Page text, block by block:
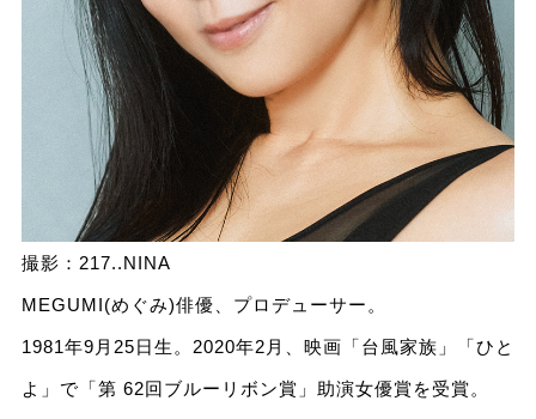
撮影：217..NINA
MEGUMI(めぐみ)俳優、プロデューサー。
1981年9月25日生。2020年2月、映画「台風家族」「ひと
よ」で「第 62回ブルーリボン賞」助演女優賞を受賞。